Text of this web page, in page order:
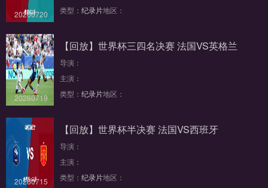
20260720
类型： 纪录片地区：
20260719
【回放】世界杯三四名决赛 法国VS英格兰
导演：
主演：
类型： 纪录片地区：
20260715
【回放】世界杯半决赛 法国VS西班牙
导演：
主演：
类型： 纪录片地区：